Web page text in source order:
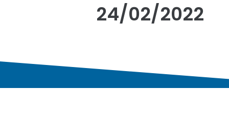
24/02/2022